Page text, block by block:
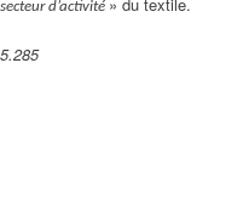
d’activité